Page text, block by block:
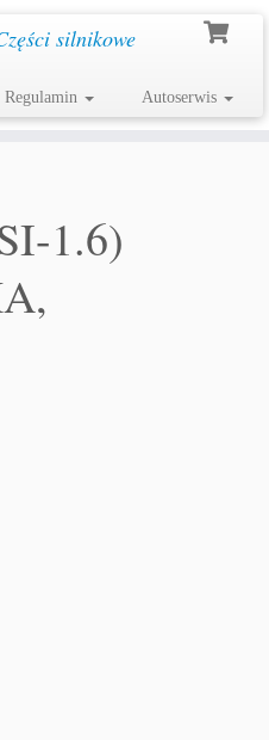
silnikowe
Regulamin Autoserwis
1.6)